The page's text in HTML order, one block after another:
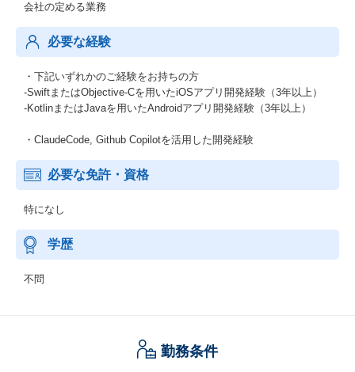
会社の定める業務
必要な経験
・下記いずれかのご経験をお持ちの方
-SwiftまたはObjective-Cを用いたiOSアプリ開発経験（3年以上）
-KotlinまたはJavaを用いたAndroidアプリ開発経験（3年以上）
・ClaudeCode, Github Copilotを活用した開発経験
必要な免許・資格
特になし
学歴
不問
勤務条件